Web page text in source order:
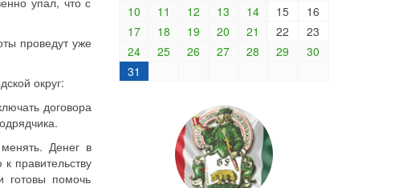
проведут уже
округ:
договора
Денег в
правительству
готовы помочь
10
11 12 13 14 15
16
17
18 19 20 21 22
23
24
25 26 27 28 29
30
31